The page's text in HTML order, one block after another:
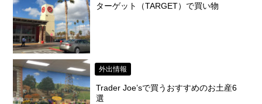
ターゲット（TARGET）で買い物
外出情報
Trader Joe’sで買うおすすめのお土産6
選